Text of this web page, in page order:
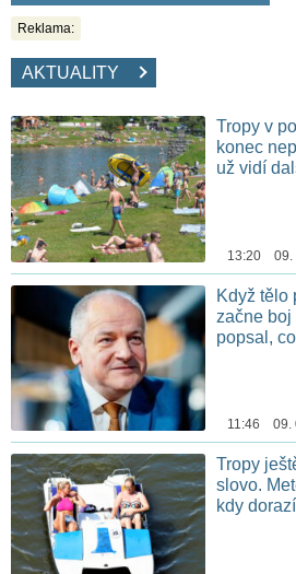
Reklama:
AKTUALITY
Tropy v
konec
už vidí
13:20 09.
Když tělo
začne
popsal,
11:46 09.
Tropy
slovo.
kdy